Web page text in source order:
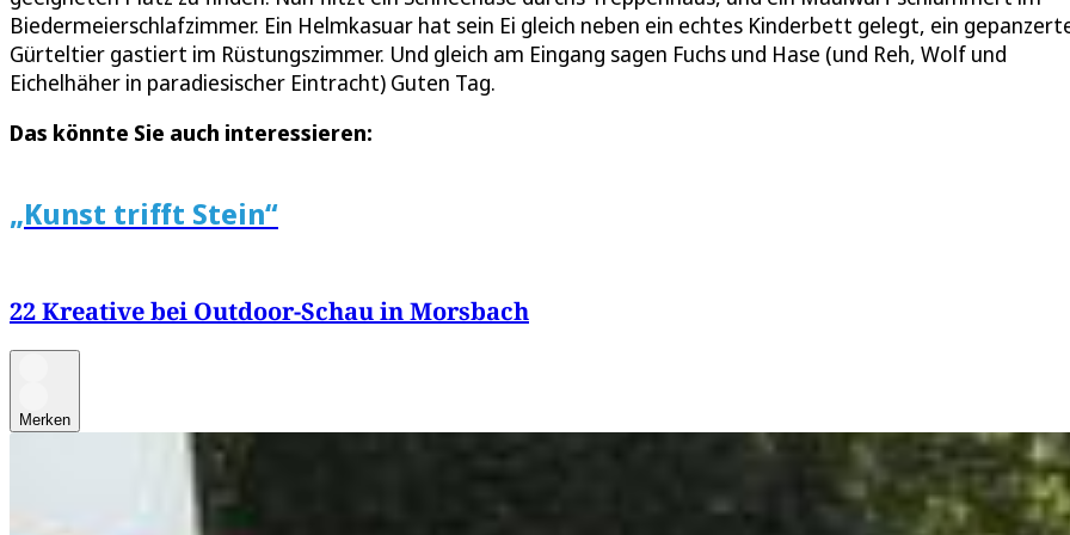
Biedermeierschlafzimmer. Ein Helmkasuar hat sein Ei gleich neben ein echtes Kinderbett gelegt, ein
Gürteltier gastiert im Rüstungszimmer. Und gleich am Eingang sagen Fuchs und Hase (und Reh, Wolf und
Eichelhäher in paradiesischer Eintracht) Guten Tag.
Das könnte Sie auch interessieren:
„Kunst trifft Stein“
22 Kreative bei Outdoor-Schau in Morsbach
Merken